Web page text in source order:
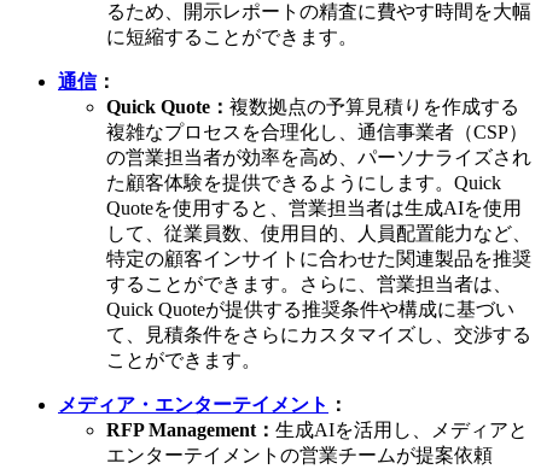
るため、開示レポートの精査に費やす時間を大幅
に短縮することができます。
通信：
Quick Quote： 複数拠点の予算見積りを作成する
複雑なプロセスを合理化し、通信事業者（CSP）
の営業担当者が効率を高め、パーソナライズされ
た顧客体験を提供できるようにします。Quick
Quoteを使用すると、営業担当者は生成AIを使用
して、従業員数、使用目的、人員配置能力など、
特定の顧客インサイトに合わせた関連製品を推奨
することができます。さらに、営業担当者は、
Quick Quoteが提供する推奨条件や構成に基づい
て、見積条件をさらにカスタマイズし、交渉する
ことができます。
メディア・エンターテイメント ：
RFP Management： 生成AIを活用し、メディアと
エンターテイメントの営業チームが提案依頼